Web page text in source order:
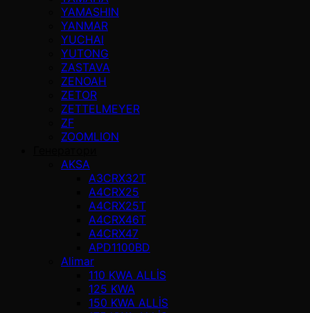
YAMASHIN
YANMAR
YUCHAI
YUTONG
ZASTAVA
ZENOAH
ZETOR
ZETTELMEYER
ZF
ZOOMLION
AKSA
A3CRX32T
A4CRX25
A4CRX25T
A4CRX46T
A4CRX47
APD1100BD
Alimar
110 KWA ALLİS
125 KWA
150 KWA ALLİS